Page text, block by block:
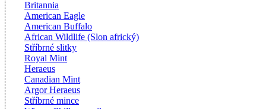
Britannia
American Eagle
American Buffalo
African Wildlife (Slon africký)
Stříbrné slitky
Royal Mint
Heraeus
Canadian Mint
Argor Heraeus
Stříbrné mince